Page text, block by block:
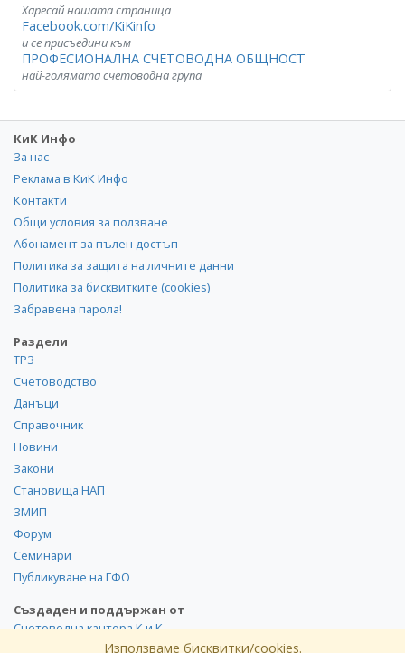
Харесай нашата страница
Facebook.com/KiKinfo
и се присъедини към
ПРОФЕСИОНАЛНА СЧЕТОВОДНА ОБЩНОСТ
най-голямата счетоводна група
КиК Инфо
За нас
Реклама в КиК Инфо
Контакти
Общи условия за ползване
Абонамент за пълен достъп
Политика за защита на личните данни
Политика за бисквитките (cookies)
Забравена парола!
Раздели
ТРЗ
Счетоводство
Данъци
Справочник
Новини
Закони
Становища НАП
ЗМИП
Форум
Семинари
Публикуване на ГФО
Създаден и поддържан от
Счетоводна кантора К и К
Използваме бисквитки/cookies.